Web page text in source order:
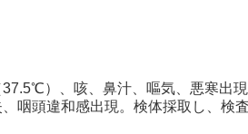
）、咳、鼻汁、嘔気、悪寒出現
違和感出現。検体採取し、検査